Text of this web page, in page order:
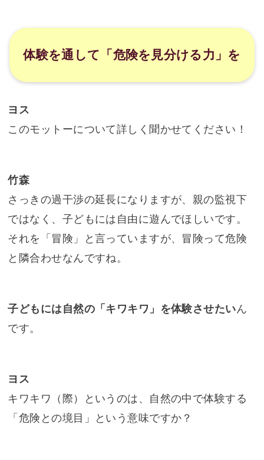
体験を通して「危険を見分ける力」を
ヨス
このモットーについて詳しく聞かせてください！
竹森
さっきの過干渉の延長になりますが、親の監視下
ではなく、子どもには自由に遊んでほしいです。
それを「冒険」と言っていますが、冒険って危険
と隣合わせなんですね。
子どもには自然の「キワキワ」を体験させたいん
です。
ヨス
キワキワ（際）というのは、自然の中で体験する
「危険との境目」という意味ですか？